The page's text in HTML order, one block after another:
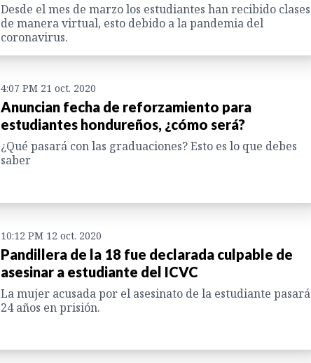
Desde el mes de marzo los estudiantes han recibido clases
de manera virtual, esto debido a la pandemia del
coronavirus.
4:07 PM 21 oct. 2020
Anuncian fecha de reforzamiento para
estudiantes hondureños, ¿cómo será?
¿Qué pasará con las graduaciones? Esto es lo que debes
saber
10:12 PM 12 oct. 2020
Pandillera de la 18 fue declarada culpable de
asesinar a estudiante del ICVC
La mujer acusada por el asesinato de la estudiante pasará
24 años en prisión.